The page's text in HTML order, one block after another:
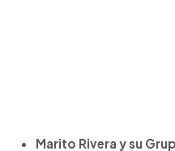
Marito Rivera y su